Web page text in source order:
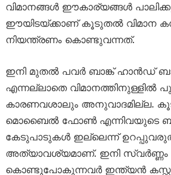
വിമാനങ്ങൾ ഈകാര്യങ്ങൾ
ഈയിടയ്ക്കാണ് കൂടുതൽ വിമാന
നിയന്ത്രണം കൊണ്ടുവന്നത്.
ഇനി മുതൽ പവർ ബാങ്ക് ഹാൻഡ്
എന്നല്ലാതെ വിമാനത്തിനുള്ളിൽ
കാരണവശാലും അനുവാദമില്ല.
മൊബൈൽ ഫോൺ എന്നിവയുടെ
കേടുപാടുകൾ ഇല്ലെന്ന്
അത്യാവശ്യമാണ്. ഇനി സ്വർണ്ണം
കൊണ്ടുപോകുന്നവർ ഇന്ത്യൻ